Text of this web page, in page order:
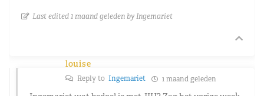
Last edited 1 maand geleden by Ingemariet
louise
Reply to Ingemariet 1 maand geleden